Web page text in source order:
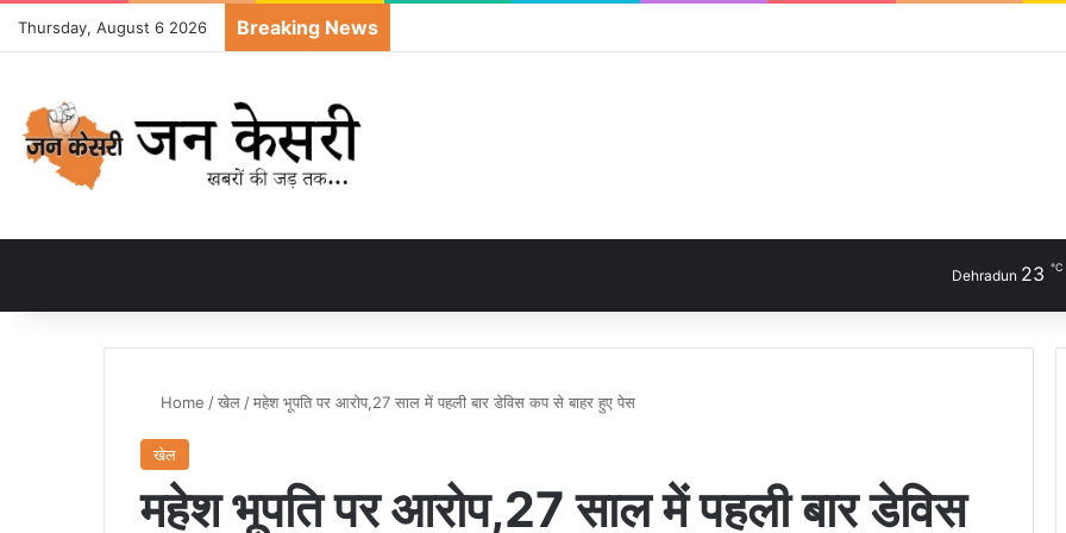
Thursday, August 6 2026 Breaking News
Dehradun 23 ℃
Home /खेल /महेश भूपति पर आरोप,27 साल में पहली बार डेविस कप से बाहर हुए पेस
खेल
महेश भूपति पर आरोप,27 साल में पहली बार डेविस